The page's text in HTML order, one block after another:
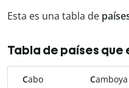
Esta es una tabla de
Tabla de países que
Cabo
Camboya